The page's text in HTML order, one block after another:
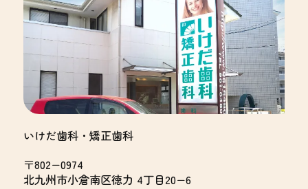
いけだ歯科・矯正歯科
〒802−0974
北九州市小倉南区徳力 4丁目20−6